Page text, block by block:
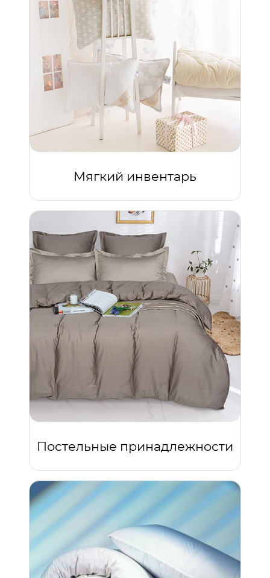
Мягкий инвентарь
Постельные принадлежности